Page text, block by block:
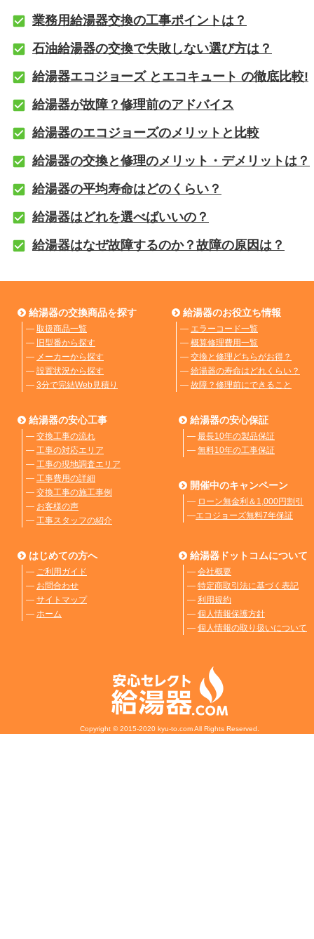
業務用給湯器交換の工事ポイントは？
石油給湯器の交換で失敗しない選び方は？
給湯器エコジョーズ とエコキュート の徹底比較!
給湯器が故障？修理前のアドバイス
給湯器のエコジョーズのメリットと比較
給湯器の交換と修理のメリット・デメリットは？
給湯器の平均寿命はどのくらい？
給湯器はどれを選べばいいの？
給湯器はなぜ故障するのか？故障の原因は？
給湯器の交換商品を探す
― 取扱商品一覧
― 旧型番から探す
― メーカーから探す
― 設置状況から探す
― 3分で完結Web見積り
給湯器のお役立ち情報
― エラーコード一覧
― 概算修理費用一覧
― 交換と修理どちらがお得？
― 給湯器の寿命はどれくらい？
― 故障？修理前にできること
給湯器の安心工事
― 交換工事の流れ
― 工事の対応エリア
― 工事の現地調査エリア
― 工事費用の詳細
― 交換工事の施工事例
― お客様の声
― 工事スタッフの紹介
給湯器の安心保証
― 最長10年の製品保証
― 無料10年の工事保証
開催中のキャンペーン
― ローン無金利＆1,000円割引
―エコジョーズ無料7年保証
はじめての方へ
― ご利用ガイド
― お問合わせ
― サイトマップ
― ホーム
給湯器ドットコムについて
― 会社概要
― 特定商取引法に基づく表記
― 利用規約
― 個人情報保護方針
― 個人情報の取り扱いについて
Copyright © 2015-2020 kyu-to.com All Rights Reserved.